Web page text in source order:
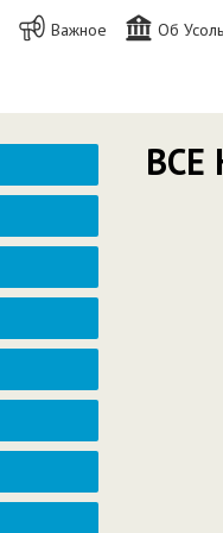
Важное Об
ВСЕ